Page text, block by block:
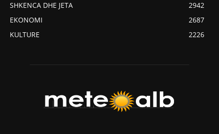
SHKENCA DHE JETA
2942
EKONOMI
2687
KULTURE
2226